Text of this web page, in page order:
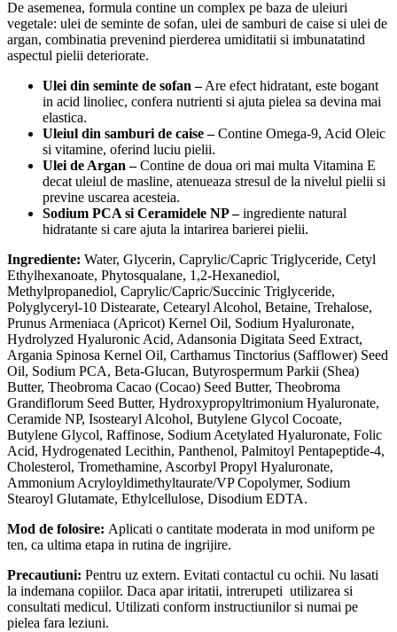
De asemenea, formula contine un complex pe baza de uleiuri
vegetale: ulei de seminte de sofan, ulei de samburi de caise si ulei de
argan, combinatia prevenind pierderea umiditatii si imbunatatind
aspectul pielii deteriorate.
Ulei din seminte de sofan –Are efect hidratant, este bogant
in acid linoliec, confera nutrienti si ajuta pielea sa devina mai
elastica.
Uleiul din samburi de caise –Contine Omega-9, Acid Oleic
si vitamine, oferind luciu pielii.
Ulei de Argan –Contine de doua ori mai multa Vitamina E
decat uleiul de masline, atenueaza stresul de la nivelul pielii si
previne uscarea acesteia.
Sodium PCA si Ceramidele NP –ingrediente natural
hidratante si care ajuta la intarirea barierei pielii.
Ingrediente: Water, Glycerin, Caprylic/Capric Triglyceride, Cetyl
Ethylhexanoate, Phytosqualane, 1,2-Hexanediol,
Methylpropanediol, Caprylic/Capric/Succinic Triglyceride,
Polyglyceryl-10 Distearate, Cetearyl Alcohol, Betaine, Trehalose,
Prunus Armeniaca (Apricot) Kernel Oil, Sodium Hyaluronate,
Hydrolyzed Hyaluronic Acid, Adansonia Digitata Seed Extract,
Argania Spinosa Kernel Oil, Carthamus Tinctorius (Safflower) Seed
Oil, Sodium PCA, Beta-Glucan, Butyrospermum Parkii (Shea)
Butter, Theobroma Cacao (Cocao) Seed Butter, Theobroma
Grandiflorum Seed Butter, Hydroxypropyltrimonium Hyaluronate,
Ceramide NP, Isostearyl Alcohol, Butylene Glycol Cocoate,
Butylene Glycol, Raffinose, Sodium Acetylated Hyaluronate, Folic
Acid, Hydrogenated Lecithin, Panthenol, Palmitoyl Pentapeptide-4,
Cholesterol, Tromethamine, Ascorbyl Propyl Hyaluronate,
Ammonium Acryloyldimethyltaurate/VP Copolymer, Sodium
Stearoyl Glutamate, Ethylcellulose, Disodium EDTA.
Mod de folosire: Aplicati o cantitate moderata in mod uniform pe
ten, ca ultima etapa in rutina de ingrijire.
Precautiuni: Pentru uz extern. Evitati contactul cu ochii. Nu lasati
la indemana copiilor. Daca apar iritatii, intrerupeti utilizarea si
consultati medicul. Utilizati conform instructiunilor si numai pe
pielea fara leziuni.